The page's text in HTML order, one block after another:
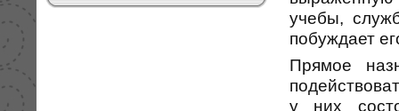
учебы,
побуждает
Прямое
у них